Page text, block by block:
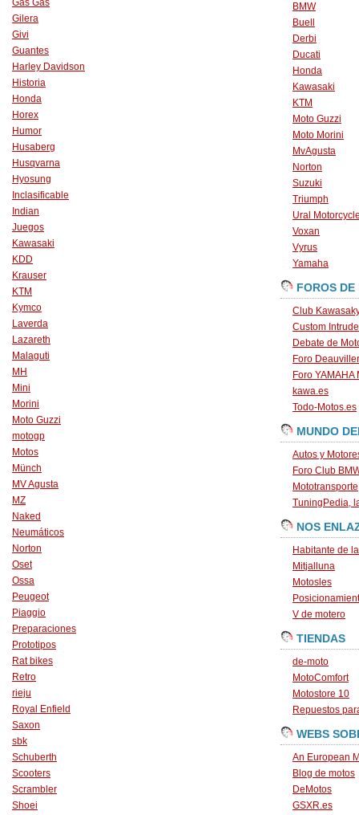
Gas Gas
Gilera
Givi
Guantes
Harley Davidson
Historia
Honda
Horex
Humor
Husaberg
Husqvarna
Hyosung
Inclasificable
Indian
Juegos
Kawasaki
KDD
Krauser
KTM
Kymco
Laverda
Lazareth
Malaguti
MH
Mini
Morini
Moto Guzzi
motogp
Motos
Münch
MV Agusta
MZ
Naked
Neumáticos
Norton
Oset
Ossa
Peugeot
Piaggio
Preparaciones
Prototipos
Rat bikes
Retro
rieju
Royal Enfield
Saxon
sbk
Schuberth
Scooters
Scrambler
Shoei
BMW
Buell
Derbi
Ducati
Honda
Kawasaki
KTM
Moto Guzzi
Moto Morini
MvAgusta
Norton
Suzuki
Triumph
Ural
Voxan
Vyrus
Yamaha
FOROS DE
Club
Custom
Debate de
Foro
Foro YAMAHA
kawa.es
Todo-Motos.es
MUNDO
Autos y
Foro Club
Mototransporte
TuningPedia,
NOS
Habitante de
Mitjalluna
Motosles
V de motero
TIENDAS
de-moto
MotoComfort
Motostore 10
Repuestos
WEBS
An European
Blog de motos
DeMotos
GSXR.es